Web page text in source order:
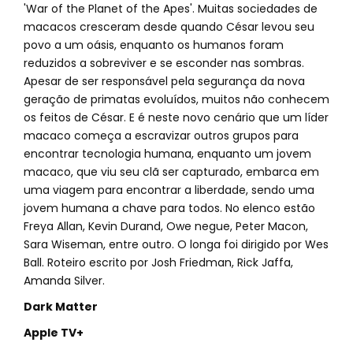
'War of the Planet of the Apes'. Muitas sociedades de
macacos cresceram desde quando César levou seu
povo a um oásis, enquanto os humanos foram
reduzidos a sobreviver e se esconder nas sombras.
Apesar de ser responsável pela segurança da nova
geração de primatas evoluídos, muitos não conhecem
os feitos de César. E é neste novo cenário que um líder
macaco começa a escravizar outros grupos para
encontrar tecnologia humana, enquanto um jovem
macaco, que viu seu clã ser capturado, embarca em
uma viagem para encontrar a liberdade, sendo uma
jovem humana a chave para todos. No elenco estão
Freya Allan, Kevin Durand, Owe negue, Peter Macon,
Sara Wiseman, entre outro. O longa foi dirigido por Wes
Ball. Roteiro escrito por Josh Friedman, Rick Jaffa,
Amanda Silver.
Dark Matter
Apple TV+